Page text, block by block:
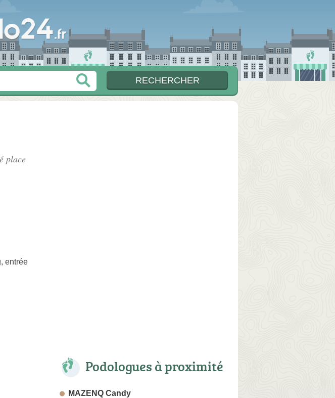
place
entrée
Podologues à proximité
MAZENQ Candy